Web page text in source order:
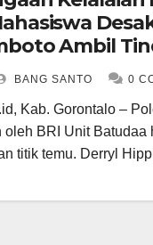
Ambil
BANG SANTO 0
Kab. Gorontalo –
BRI Unit Batudaa
titik temu. Derryl